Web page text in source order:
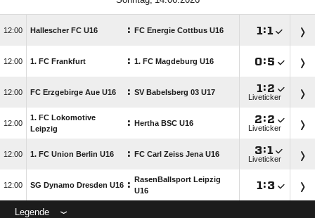
 Hallescher FC U16 : FC Energie Cottbus U16  :
 1. FC Frankfurt : 1. FC Magdeburg U16 :
 FC Erzgebirge Aue U16 : SV Babelsberg 03 U17  :
Liveticker

1. FC Lokomotive
Leipzig
: Hertha BSC U16 :
Liveticker
 1. FC Union Berlin U16 : FC Carl Zeiss Jena U16 :
Liveticker
 SG Dynamo Dresden U16 : RasenBallsport Leipzig
U16
 :
Legende